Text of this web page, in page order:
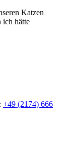
Katzen
ich hätte
+49 (2174) 666